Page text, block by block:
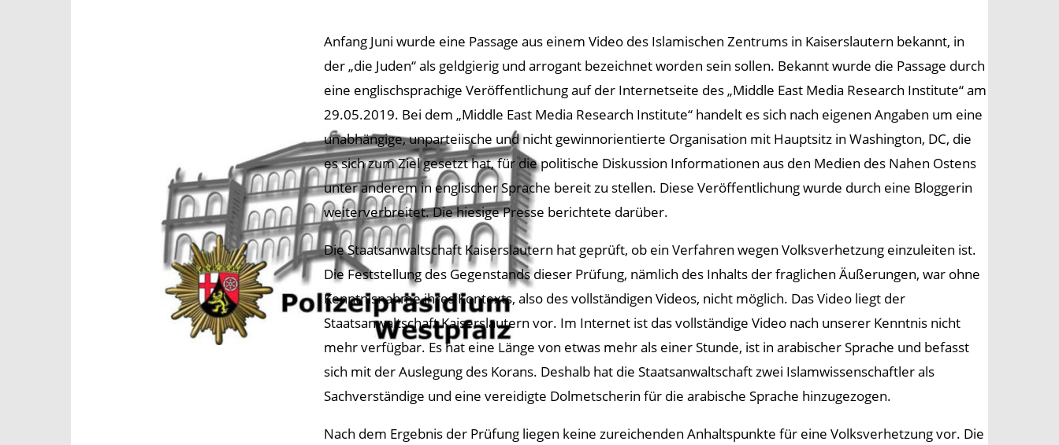
Anfang Juni wurde eine Passage aus einem Video des Islamischen Zentrums in Kaiserslautern bekannt, in
der „die Juden“ als geldgierig und arrogant bezeichnet worden sein sollen. Bekannt wurde die Passage durch
eine englischsprachige Veröffentlichung auf der Internetseite des „Middle East Media Research Institute“ am
29.05.2019. Bei dem „Middle East Media Research Institute“ handelt es sich nach eigenen Angaben um eine
unabhängige, unparteiische und nicht gewinnorientierte Organisation mit Hauptsitz in Washington, DC, die
es sich zum Ziel gesetzt hat, für die politische Diskussion Informationen aus den Medien des Nahen Ostens
unter anderem in englischer Sprache bereit zu stellen. Diese Veröffentlichung wurde durch eine Bloggerin
weiterverbreitet. Die hiesige Presse berichtete darüber.
Die Staatsanwaltschaft Kaiserslautern hat geprüft, ob ein Verfahren wegen Volksverhetzung einzuleiten ist.
Die Feststellung des Gegenstands dieser Prüfung, nämlich des Inhalts der fraglichen Äußerungen, war ohne
Kenntnisnahme ihres Kontexts, also des vollständigen Videos, nicht möglich. Das Video liegt der
Staatsanwaltschaft Kaiserslautern vor. Im Internet ist das vollständige Video nach unserer Kenntnis nicht
mehr verfügbar. Es hat eine Länge von etwas mehr als einer Stunde, ist in arabischer Sprache und befasst
sich mit der Auslegung des Korans. Deshalb hat die Staatsanwaltschaft zwei Islamwissenschaftler als
Sachverständige und eine vereidigte Dolmetscherin für die arabische Sprache hinzugezogen.
Nach dem Ergebnis der Prüfung liegen keine zureichenden Anhaltspunkte für eine Volksverhetzung vor. Die